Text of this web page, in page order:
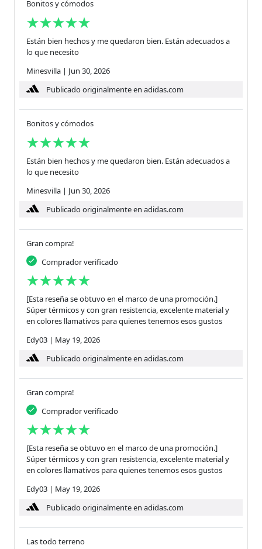
Bonitos y cómodos
Están bien hechos y me quedaron bien. Están adecuados a
lo que necesito
Minesvilla | Jun 30, 2026
Publicado originalmente en adidas.com
Bonitos y cómodos
Están bien hechos y me quedaron bien. Están adecuados a
lo que necesito
Minesvilla | Jun 30, 2026
Publicado originalmente en adidas.com
Gran compra!
Comprador verificado
[Esta reseña se obtuvo en el marco de una promoción.]
Súper térmicos y con gran resistencia, excelente material y
en colores llamativos para quienes tenemos esos gustos
Edy03 | May 19, 2026
Publicado originalmente en adidas.com
Gran compra!
Comprador verificado
[Esta reseña se obtuvo en el marco de una promoción.]
Súper térmicos y con gran resistencia, excelente material y
en colores llamativos para quienes tenemos esos gustos
Edy03 | May 19, 2026
Publicado originalmente en adidas.com
Las todo terreno